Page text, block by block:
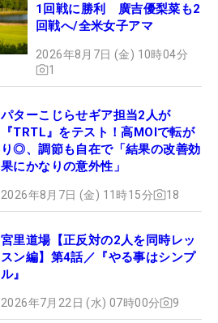
1回戦に勝利 廣吉優梨菜も2
回戦へ/全米女子アマ
2026年8月7日 (金) 10時04分
1
パターこじらせギア担当2人が
『TRTL』をテスト！高MOIで転が
り◎、調節も自在で「結果の改善効
果にかなりの意外性」
2026年8月7日 (金) 11時15分 18
宮里道場【正反対の2人を同時レッ
スン編】第4話／『やる事はシンプ
ル』
2026年7月22日 (水) 07時00分 9